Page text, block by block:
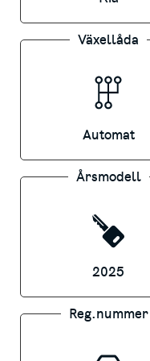
körupplevelse.
i Euro NCAP
som autobroms,
360-graders
mobilladdning,
Kia EV9 GT-
design,
omedelbar
mån via Kia
Växellåda
Automat
Årsmodell
2025
Reg.nummer